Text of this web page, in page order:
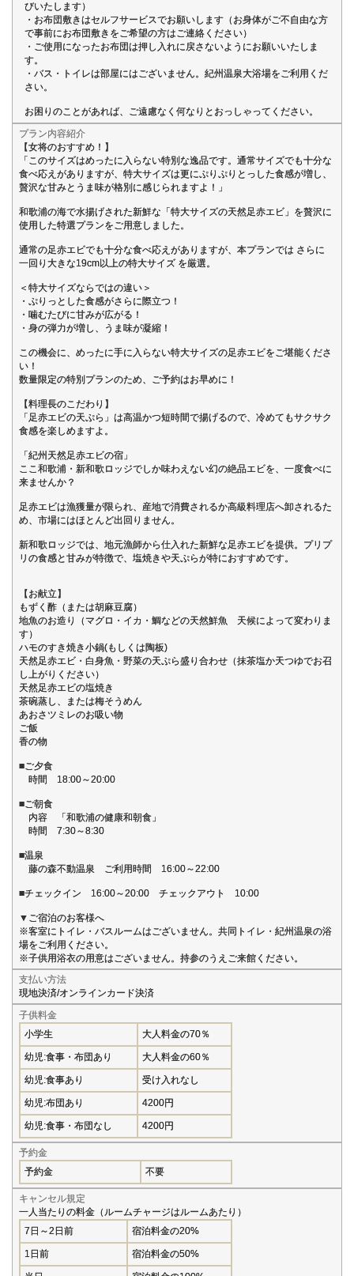
びいたします）
・お布団敷きはセルフサービスでお願いします（お身体がご不自由な方
で事前にお布団敷きをご希望の方はご連絡ください）
・ご使用になったお布団は押し入れに戻さないようにお願いいたしま
す。
・バス・トイレは部屋にはございません。紀州温泉大浴場をご利用くだ
さい。
お困りのことがあれば、ご遠慮なく何なりとおっしゃってください。
プラン内容紹介
【女将のおすすめ！】
「このサイズはめったに入らない特別な逸品です。通常サイズでも十分な
食べ応えがありますが、特大サイズは更にぷりぷりとっした食感が増し、
贅沢な甘みとうま味が格別に感じられますよ！」
和歌浦の海で水揚げされた新鮮な「特大サイズの天然足赤エビ」を贅沢に
使用した特選プランをご用意しました。
通常の足赤エビでも十分な食べ応えがありますが、本プランでは さらに
一回り大きな19cm以上の特大サイズ を厳選。
＜特大サイズならではの違い＞
・ぷりっとした食感がさらに際立つ！
・噛むたびに甘みが広がる！
・身の弾力が増し、うま味が凝縮！
この機会に、めったに手に入らない特大サイズの足赤エビをご堪能くださ
い！
数量限定の特別プランのため、ご予約はお早めに！
【料理長のこだわり】
「足赤エビの天ぷら」は高温かつ短時間で揚げるので、冷めてもサクサク
食感を楽しめますよ。
「紀州天然足赤エビの宿」
ここ和歌浦・新和歌ロッジでしか味わえない幻の絶品エビを、一度食べに
来ませんか？
足赤エビは漁獲量が限られ、産地で消費されるか高級料理店へ卸されるた
め、市場にはほとんど出回りません。
新和歌ロッジでは、地元漁師から仕入れた新鮮な足赤エビを提供。プリプ
リの食感と甘みが特徴で、塩焼きや天ぷらが特におすすめです。
【お献立】
もずく酢（または胡麻豆腐）
地魚のお造り（マグロ・イカ・鯛などの天然鮮魚 天候によって変わりま
す）
ハモのすき焼き小鍋(もしくは陶板)
天然足赤エビ・白身魚・野菜の天ぷら盛り合わせ（抹茶塩か天つゆでお召
し上がりください）
天然足赤エビの塩焼き
茶碗蒸し、または梅そうめん
あおさツミレのお吸い物
ご飯
香の物
■ご夕食
時間 18:00～20:00
■ご朝食
内容 「和歌浦の健康和朝食」
時間 7:30～8:30
■温泉
藤の森不動温泉 ご利用時間 16:00～22:00
■チェックイン 16:00～20:00 チェックアウト 10:00
▼ご宿泊のお客様へ
※客室にトイレ・バスルームはございません。共同トイレ・紀州温泉の浴
場をご利用ください。
※子供用浴衣の用意はございません。持参のうえご来館ください。
支払い方法
現地決済/オンラインカード決済
子供料金
小学生
大人料金の70％
幼児:食事・布団あり 大人料金の60％
幼児:食事あり 受け入れなし
幼児:布団あり 4200円
幼児:食事・布団なし 4200円
予約金
予約金
不要
キャンセル規定
一人当たりの料金（ルームチャージはルームあたり）
7日～2日前
宿泊料金の20%
1日前 宿泊料金の50%